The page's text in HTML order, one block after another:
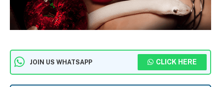
JOIN US WHATSAPP CLICK HERE